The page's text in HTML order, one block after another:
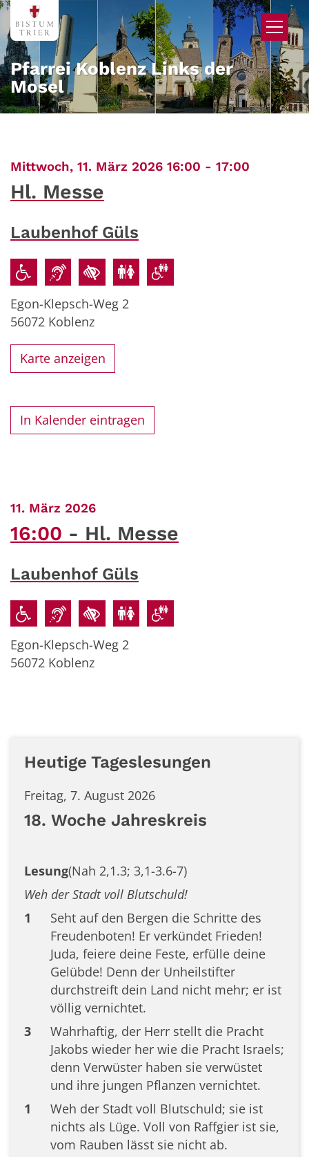
Zum Inhalt springen
Pfarrei Koblenz Links der
Mosel
Mittwoch, 11. März 2026 16:00 - 17:00
Hl. Messe
Laubenhof Güls
Egon-Klepsch-Weg 2
56072 Koblenz
Karte anzeigen
In Kalender eintragen
11. März 2026:
16:00 Hl. Messe
Laubenhof Güls
Egon-Klepsch-Weg 2
56072 Koblenz
Heutige Tageslesungen
Freitag, 7. August 2026
18. Woche Jahreskreis
Lesung(Nah 2,1.3; 3,1-3.6-7)
Weh der Stadt voll Blutschuld!
1
Seht auf den Bergen die Schritte des
Freudenboten! Er verkündet Frieden!
Juda, feiere deine Feste, erfülle deine
Gelübde! Denn der Unheilstifter
durchstreift dein Land nicht mehr; er ist
völlig vernichtet.
3
Wahrhaftig, der Herr stellt die Pracht
Jakobs wieder her wie die Pracht Israels;
denn Verwüster haben sie verwüstet
und ihre jungen Pflanzen vernichtet.
1
Weh der Stadt voll Blutschuld; sie ist
nichts als Lüge. Voll von Raffgier ist sie,
vom Rauben lässt sie nicht ab.